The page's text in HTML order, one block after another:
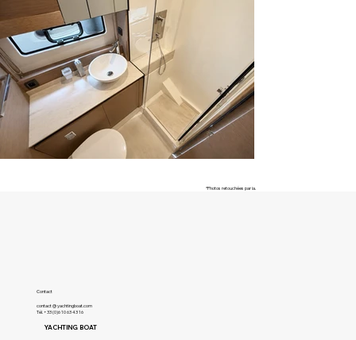
*Photos retouchées par ia.
Contact
contact @ yachtingboat.com
Tél. +33 (0)6 10 63 43 16
YACHTING BOAT